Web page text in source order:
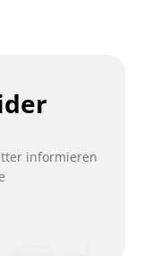
informieren